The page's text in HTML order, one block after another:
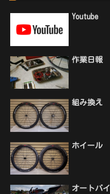
Youtube
作業日報
組み換え
ホイール
オートバイ